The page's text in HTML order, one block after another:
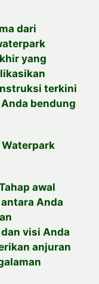
dari
yang
terkini
bendung
Waterpark
awal
Anda
visi Anda
anjuran